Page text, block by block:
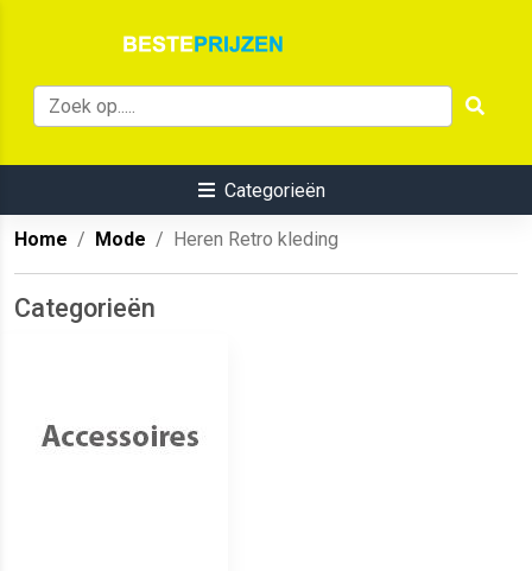
Categorieën
Home Mode Heren Retro kleding
Categorieën